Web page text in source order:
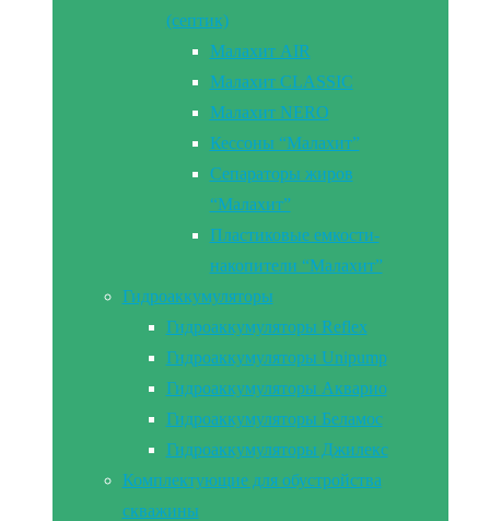
(септик)
Малахит AIR
Малахит CLASSIC
Малахит NERO
Кессоны “Малахит”
Сепараторы жиров
“Малахит”
Пластиковые емкости-
накопители “Малахит”
Гидроаккумуляторы
Гидроаккумуляторы Reflex
Гидроаккумуляторы Unipump
Гидроаккумуляторы Акварио
Гидроаккумуляторы Беламос
Гидроаккумуляторы Джилекс
Комплектующие для обустройства
скважины